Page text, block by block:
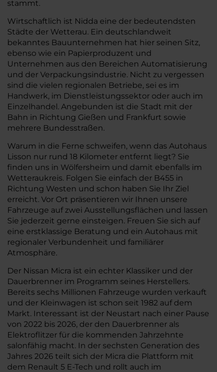
stammt.
Wirtschaftlich ist Nidda eine der bedeutendsten
Städte der Wetterau. Ein deutschlandweit
bekanntes Bauunternehmen hat hier seinen Sitz,
ebenso wie ein Papierproduzent und
Unternehmen aus den Bereichen Automatisierung
und der Verpackungsindustrie. Nicht zu vergessen
sind die vielen regionalen Betriebe, sei es im
Handwerk, im Dienstleistungssektor oder auch im
Einzelhandel. Angebunden ist die Stadt mit der
Bahn in Richtung Gießen und Frankfurt sowie
mehrere Bundesstraßen.
Warum in die Ferne schweifen, wenn das Autohaus
Lisson nur rund 18 Kilometer entfernt liegt? Sie
finden uns in Wölfersheim und damit ebenfalls im
Wetteraukreis. Folgen Sie einfach der B455 in
Richtung Westen und schon haben Sie Ihr Ziel
erreicht. Vor Ort präsentieren wir Ihnen unsere
Fahrzeuge auf zwei Ausstellungsflächen und lassen
Sie jederzeit gerne einsteigen. Freuen Sie sich auf
eine erstklassige Beratung und ein Autohaus mit
regionaler Verbundenheit und familiärer
Atmosphäre.
Der Nissan Micra ist ein echter Klassiker und der
Dauerbrenner im Programm seines Herstellers.
Bereits sechs Millionen Fahrzeuge wurden verkauft
und der Kleinwagen ist schon seit 1982 auf dem
Markt. Interessant ist der Neustart nach einer Pause
von 2022 bis 2026, der den Dauerbrenner als
Elektroflitzer für die kommenden Jahrzehnte
salonfähig macht. In der sechsten Generation des
Jahres 2026 teilt sich der Micra die Plattform mit
dem Renault 5 E-Tech und rollt auch im